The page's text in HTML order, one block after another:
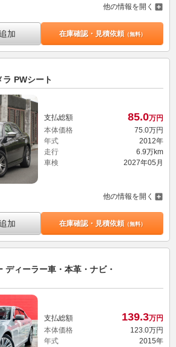
他の情報を開く
加 在庫確認・見積依頼（無料）
PWシート
支払総額 85.0万円
本体価格
75. 0万円
年式
2012年
走行
6.9万km
車検
2027年05月
他の情報を開く
加 在庫確認・見積依頼（無料）
ディーラー車・本革・ナビ・
支払総額 139.3万円
本体価格
123.0万円
年式
2015年